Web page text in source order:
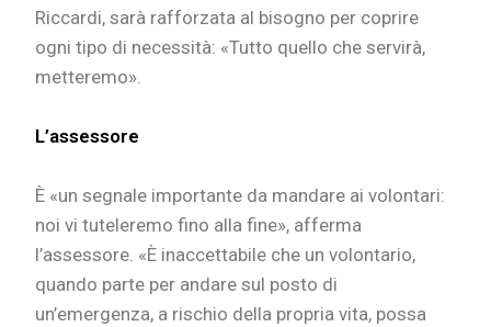
Riccardi, sarà rafforzata al bisogno per coprire
ogni tipo di necessità: «Tutto quello che servirà,
metteremo».
L’assessore
È «un segnale importante da mandare ai volontari:
noi vi tuteleremo fino alla fine», afferma
l’assessore. «È inaccettabile che un volontario,
quando parte per andare sul posto di
un’emergenza, a rischio della propria vita, possa